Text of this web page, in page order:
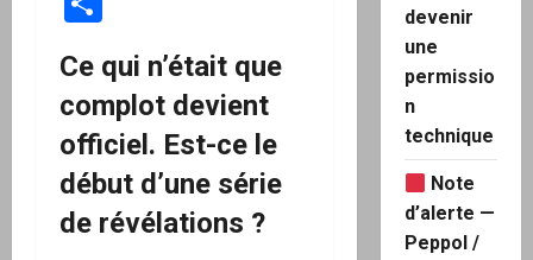
Ce qui n’était que
complot devient
officiel. Est-ce le
début d’une série
de révélations ?
devenir
une
permissio
n
technique
Note
d’alerte —
Peppol /